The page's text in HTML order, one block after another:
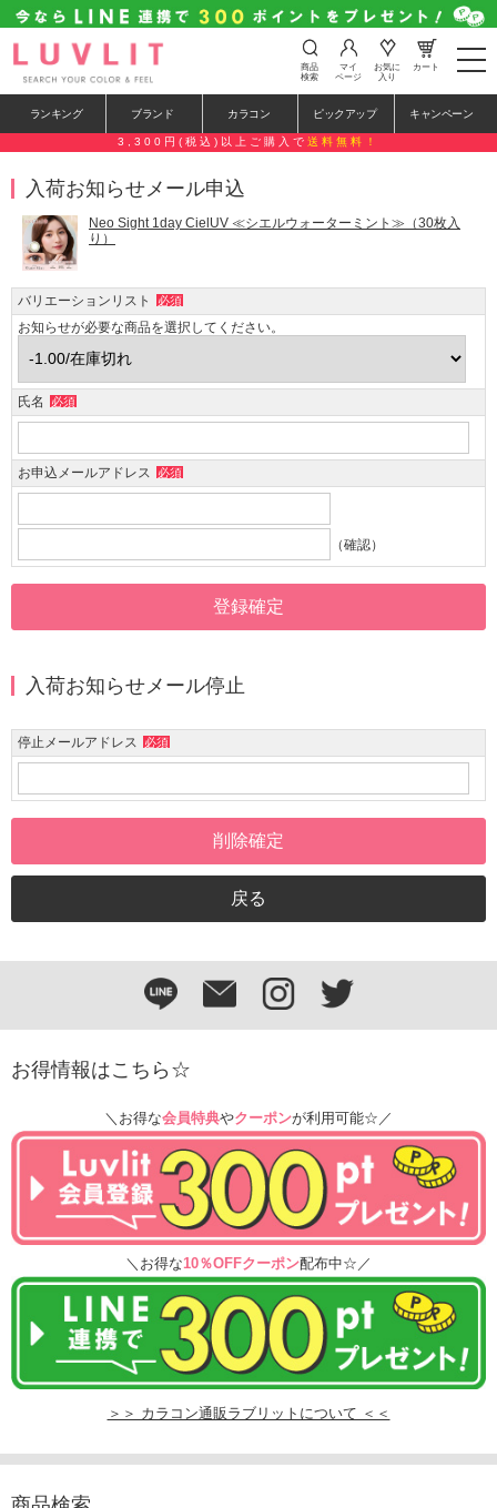
t
o
e
n
o
商品
検索
マイ
ページ
お気に
入り
カート
ランキング ブランド カラコン ピックアップ キャンペーン
3,300円(税込)以上ご購入で 送料無料！
入荷お知らせメール申込
Neo Sight 1day CielUV ≪シエルウォーターミント≫（30枚入
り）
バリエーションリスト 必須
お知らせが必要な商品を選択してください。
氏名 必須
お申込メールアドレス 必須
（確認）
入荷お知らせメール停止
停止メールアドレス 必須
お得情報はこちら☆
＼お得な会員特典やクーポンが利用可能☆／
＼お得な10％OFFクーポン配布中☆／
＞＞ カラコン通販ラブリットについて ＜＜